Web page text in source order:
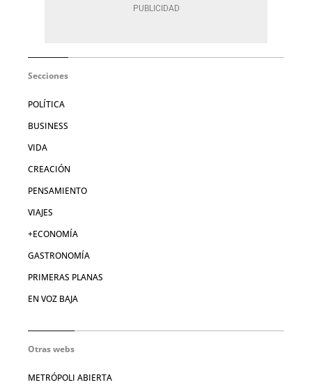
Secciones
POLÍTICA
BUSINESS
VIDA
CREACIÓN
PENSAMIENTO
VIAJES
+ECONOMÍA
GASTRONOMÍA
PRIMERAS PLANAS
EN VOZ BAJA
Otras webs
METRÓPOLI ABIERTA